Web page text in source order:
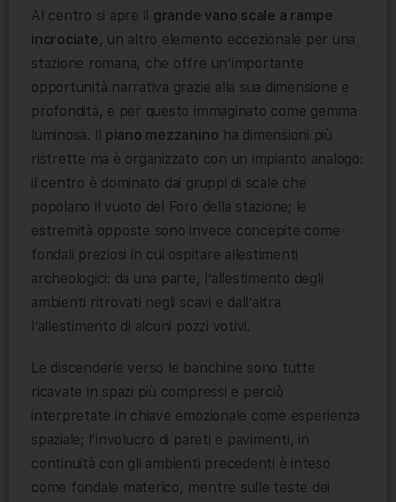
Al centro si apre il grande vano scale a rampe
incrociate, un altro elemento eccezionale per una
stazione romana, che offre un’importante
opportunità narrativa grazie alla sua dimensione e
profondità, e per questo immaginato come gemma
luminosa. Il
piano mezzanino ha dimensioni più
ristrette ma è organizzato con un impianto analogo:
il centro è dominato dai gruppi di scale che
popolano il vuoto del Foro della stazione; le
estremità opposte sono invece concepite come
fondali preziosi in cui ospitare allestimenti
archeologici: da una parte, l’allestimento degli
ambienti ritrovati negli scavi e dall’altra
l’allestimento di alcuni pozzi votivi.
Le discenderie verso le banchine sono tutte
ricavate in spazi più compressi e perciò
interpretate in chiave emozionale come esperienza
spaziale; l’involucro di pareti e pavimenti, in
continuità con gli ambienti precedenti è inteso
come fondale materico, mentre sulle teste dei